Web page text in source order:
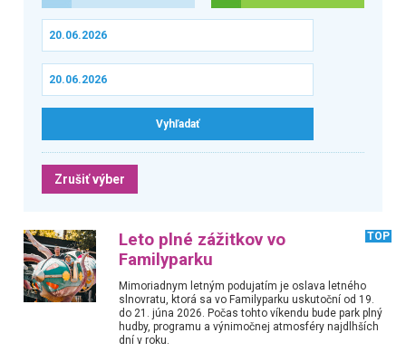
Zrušiť výber
Leto plné zážitkov vo
Familyparku
TOP
Mimoriadnym letným podujatím je oslava letného
slnovratu, ktorá sa vo Familyparku uskutoční od 19.
do 21. júna 2026. Počas tohto víkendu bude park plný
hudby, programu a výnimočnej atmosféry najdlhších
dní v roku.